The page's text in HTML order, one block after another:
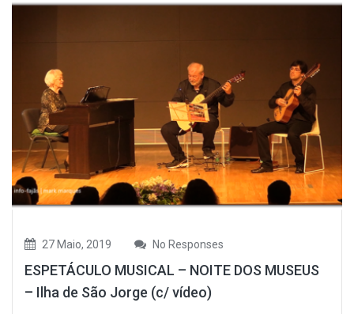
27 Maio, 2019 No Responses
ESPETÁCULO MUSICAL – NOITE DOS MUSEUS
– Ilha de São Jorge (c/ vídeo)